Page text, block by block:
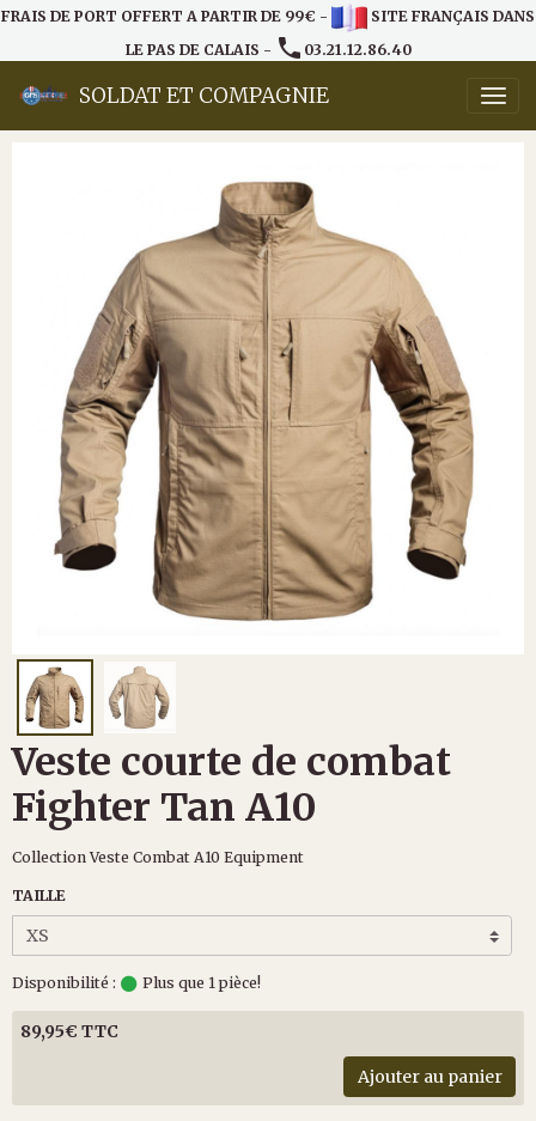
FRAIS DE PORT OFFERT A PARTIR DE 99€ -
SITE FRANÇAIS DANS
LE PAS DE CALAIS -
03.21.12.86.40
SOLDAT ET COMPAGNIE
Veste courte de combat
Fighter Tan A10
Collection Veste Combat A10 Equipment
TAILLE
Disponibilité : Plus que 1 pièce!
89,95€ TTC
Ajouter au panier